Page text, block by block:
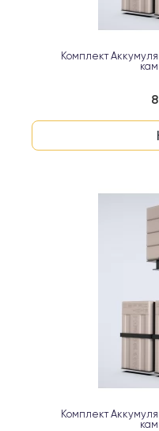
Комплект
Комплект